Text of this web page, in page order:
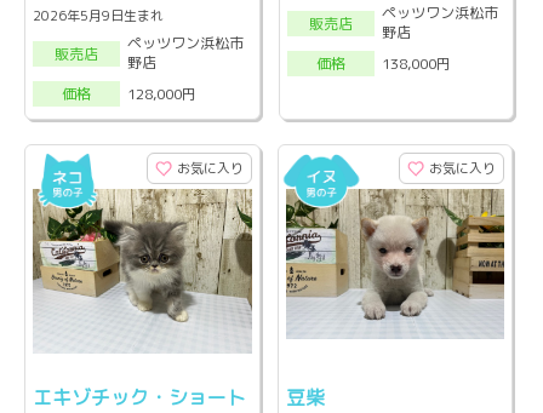
2026年5月9日生まれ
販売店
ペッツワン浜松市
野店
価格
128,000円
販売店
ペッツワン浜松市
野店
価格
138,000円
お気に入り
エキゾチック・ショート
お気に入り
豆柴